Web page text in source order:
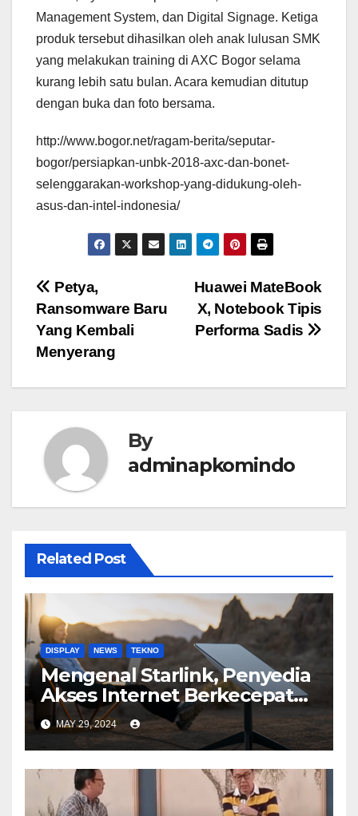
Management System, dan Digital Signage. Ketiga
produk tersebut dihasilkan oleh anak lulusan SMK
yang melakukan training di AXC Bogor selama
kurang lebih satu bulan. Acara kemudian ditutup
dengan buka dan foto bersama.
http://www.bogor.net/ragam-berita/seputar-
bogor/persiapkan-unbk-2018-axc-dan-bonet-
selenggarakan-workshop-yang-didukung-oleh-
asus-dan-intel-indonesia/
Post
navigation
Huawei MateBook
X, Notebook Tipis
Performa Sadis
Petya,
Ransomware Baru
Yang Kembali
Menyerang
By
adminapkomindo
Related Post
DISPLAY NEWS TEKNO
Mengenal Starlink, Penyedia
Akses Internet Berkecepatan
Tinggi
MAY 29, 2024